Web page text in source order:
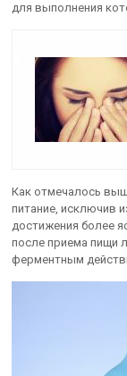
для выполнения
Как отмечалось
питание, исключив
достижения более
после приема пищи
ферментным